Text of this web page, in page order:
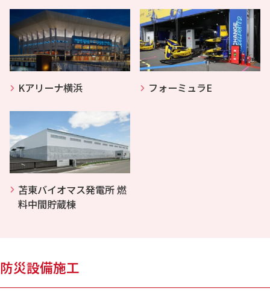
Kアリーナ横浜 フォーミュラE
苫東バイオマス発電所 燃
料中間貯蔵棟
防災設備施工